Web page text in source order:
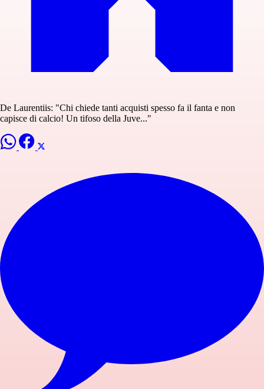
De Laurentiis: "Chi chiede tanti acquisti spesso fa il fanta e non
capisce di calcio! Un tifoso della Juve..."